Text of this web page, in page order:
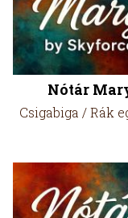
Nótár
Csigabiga / Rák